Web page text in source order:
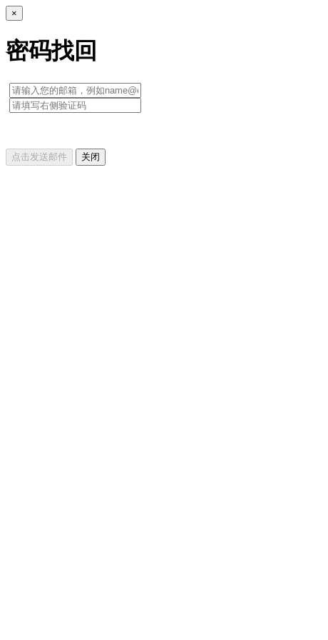
×
密码找回
点击发送邮件 关闭